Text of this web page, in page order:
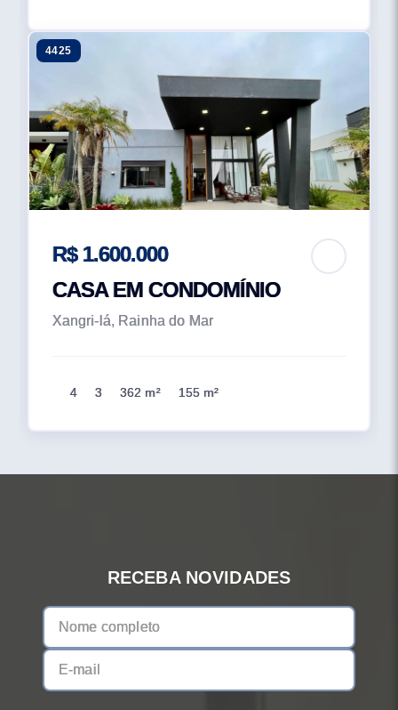
4425
R$ 1.600.000
CASA EM CONDOMÍNIO
Xangri-lá, Rainha do Mar
4 3 362 m² 155 m²
RECEBA NOVIDADES